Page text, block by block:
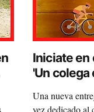
Iniciate en
'Un colega
Una nueva
vez dedicado al